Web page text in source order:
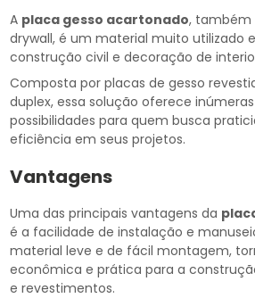
A placa gesso acartonado, também
drywall, é um material muito utilizado
construção civil e decoração de
Composta por placas de gesso
duplex, essa solução oferece
possibilidades para quem busca
eficiência em seus projetos.
Vantagens
Uma das principais vantagens da
é a facilidade de instalação e
material leve e de fácil montagem,
econômica e prática para a
e revestimentos.